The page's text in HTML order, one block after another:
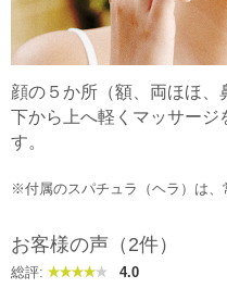
顔の５か所（額、両ほほ
下から上へ軽くマッサージ
す。
※付属のスパチュラ（ヘラ）は、
お客様の声（2件）
総評: 4.0